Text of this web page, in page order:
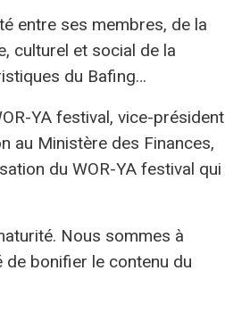
entre ses membres, de la
culturel et social de la
du Bafing…
YA festival, vice-président
au Ministère des Finances,
du WOR-YA festival qui
Nous sommes à
de bonifier le contenu du